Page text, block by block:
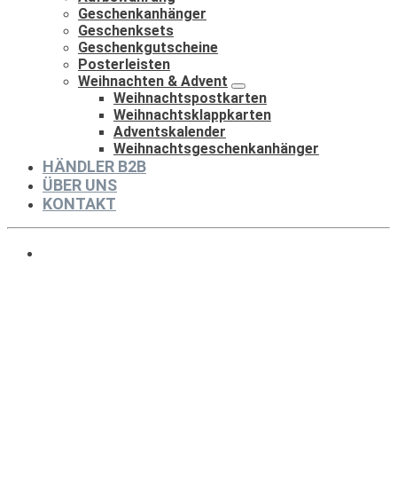
Geschenkanhänger
Geschenksets
Geschenkgutscheine
Posterleisten
Weihnachten & Advent
Weihnachtspostkarten
Weihnachtsklappkarten
Adventskalender
Weihnachtsgeschenkanhänger
HÄNDLER B2B
ÜBER UNS
KONTAKT